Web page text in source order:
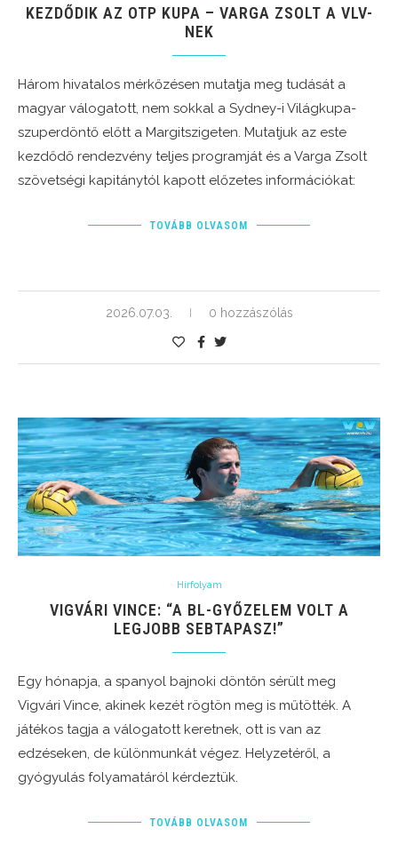
KEZDŐDIK AZ OTP KUPA – VARGA ZSOLT A VLV-
NEK
Három hivatalos mérkőzésen mutatja meg tudását a
magyar válogatott, nem sokkal a Sydney-i Világkupa-
szuperdöntő előtt a Margitszigeten. Mutatjuk az este
kezdődő rendezvény teljes programját és a Varga Zsolt
szövetségi kapitánytól kapott előzetes információkat:
TOVÁBB OLVASOM
2026.07.03. 0 hozzászólás
Hírfolyam
VIGVÁRI VINCE: “A BL-GYŐZELEM VOLT A
LEGJOBB SEBTAPASZ!”
Egy hónapja, a spanyol bajnoki döntőn sérült meg
Vigvári Vince, akinek kezét rögtön meg is műtötték. A
játékos tagja a válogatott keretnek, ott is van az
edzéseken, de különmunkát végez. Helyzetéről, a
gyógyulás folyamatáról kérdeztük.
TOVÁBB OLVASOM